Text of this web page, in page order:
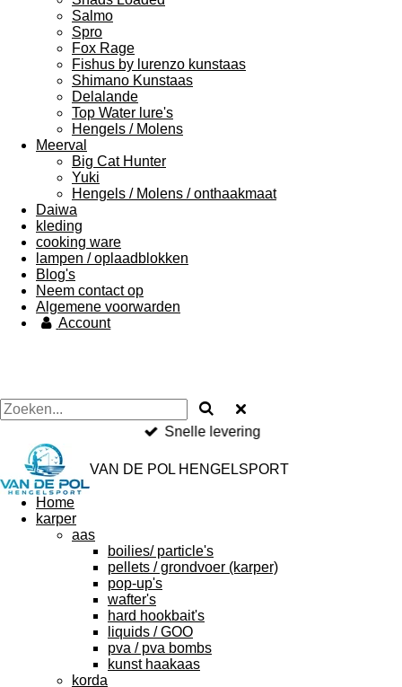
Salmo
Spro
Fox Rage
Fishus by lurenzo kunstaas
Shimano Kunstaas
Delalande
Top Water lure's
Hengels / Molens
Meerval
Big Cat Hunter
Yuki
Hengels / Molens / onthaakmaat
Daiwa
kleding
cooking ware
lampen / oplaadblokken
Blog's
Neem contact op
Algemene voorwarden
Account
Snelle levering
VAN DE POL HENGELSPORT
Home
karper
aas
boilies/ particle's
pellets / grondvoer (karper)
pop-up's
wafter's
hard hookbait's
liquids / GOO
pva / pva bombs
kunst haakaas
korda